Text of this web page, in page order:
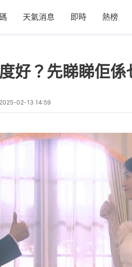
天氣消息 即時 熱榜
好？先睇睇佢
2025-02-13 14:59